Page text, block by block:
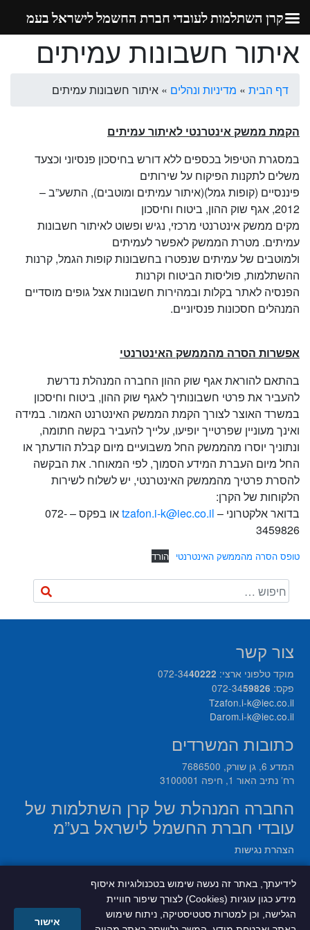
איתור חשבונות עמיתים
דף הבית » מדיניות ונהלים » איתור חשבונות עמיתים
הקמת ממשק אינטרנטי לאיתור עמיתים
במסגרת הטיפול בכספים ללא דורש בחיסכון פנסיוני וכצעד
משלים לתקנות הפיקוח על שירותים
פיננסיים (קופות גמל)(איתור עמיתים ומוטבים), התשע”ב –
2012, אגף שוק ההון, ביטוח וחיסכון
מקים ממשק אינטרנטי מרכזי, נגיש ופשוט לאיתור חשבונות
עמיתים. מטרת הממשק לאפשר לעמיתים
ולמוטבים של עמיתים שנפטרו בחשבונות קופות הגמל, קרנות
ההשתלמות, פוליסות הביטוח וקרנות
הפנסיה לאתר בקלות ובמהירות חשבונות אצל גופים מוסדיים
המנהלים חסכונות פנסיוניים.
אפשרות הסרה מהממשק האינטרנטי
בהתאם להוראת אגף שוק ההון החברה המנהלת נדרשת
להעביר את פרטי חשבונותיך לאגף שוק ההון, ביטוח וחיסכון
במשרד האוצר לצורך הקמת הממשק האינטרנט האמור. במידה
ואינך מעוניין שפרטייך יופיעו, עלייך להעביר בקשה חתומה,
ונתוניך יוסרו מהממשק החל משבועיים מיום קבלת הודעתך או
החל מיום העברת המידע הסמוך, לפי המאוחר. את הבקשה
להסרת פרטיך מהממשק האינטרנטי, יש לשלוח לשירות
הלקוחות של הקרן:
בדואר אלקטרוני – tzafon.i-k@iec.co.il
או בפקס – 072-
3459826
טופס הסרה מהממשק האינטרנטי הורד
צור קשר
מוקד טלפוני ארצי: 072-34 40222
פקס: 072-34 59826
Tzafon.i-k@iec.co.il
Darom.i-k@iec.co.il
כתובות המשרדים
המדע 6, גן שורק, 7686500
רח’ נתיב האור 1, חיפה 3100001
החברה המנהלת של קרן השתלמות של
עובדי חברת החשמל לישראל בע”מ
הצהרת נגישות
קרן השתלמות לעובדי חברת החשמל לישראל בעמ
לידיעתך, באתר זה נעשה שימוש בטכנולוגיות איסוף
מידע כגון עוגיות (Cookies) לצורך שיפור חוויית
הגלישה, וכן למטרות סטטיסטיקה, ניתוח שימוש
אישור